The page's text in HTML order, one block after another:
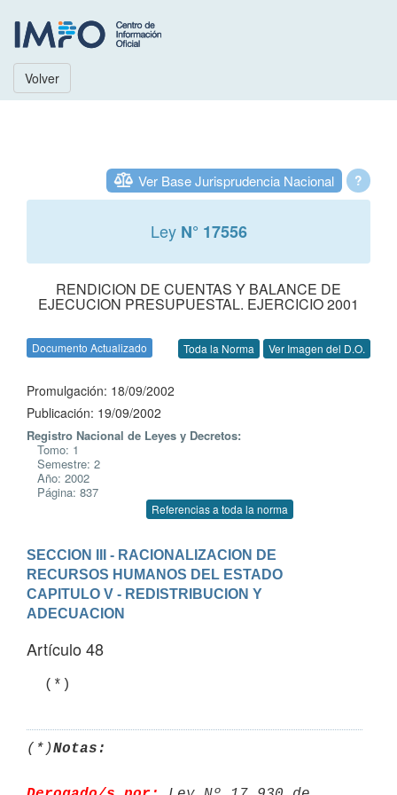
Volver
?
Ver Base Jurisprudencia Nacional
Ley N° 17556
RENDICION DE CUENTAS Y BALANCE DE
EJECUCION PRESUPUESTAL. EJERCICIO 2001
Documento Actualizado Toda la Norma Ver Imagen del D.O.
Promulgación: 18/09/2002
Publicación: 19/09/2002
Registro Nacional de Leyes y Decretos:
Tomo: 1
Semestre: 2
Año: 2002
Página: 837
Referencias a toda la norma
SECCION III - RACIONALIZACION DE
RECURSOS HUMANOS DEL ESTADO
CAPITULO V - REDISTRIBUCION Y
ADECUACION
Artículo 48
(*)Notas: